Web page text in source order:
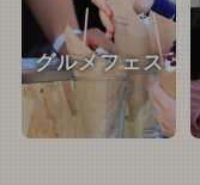
グルメフェス